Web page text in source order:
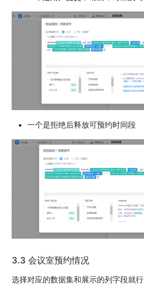
一个是拒绝后释放可预约时间段
3.3 会议室预约情况
选择对应的数据集和展示的列字段就行